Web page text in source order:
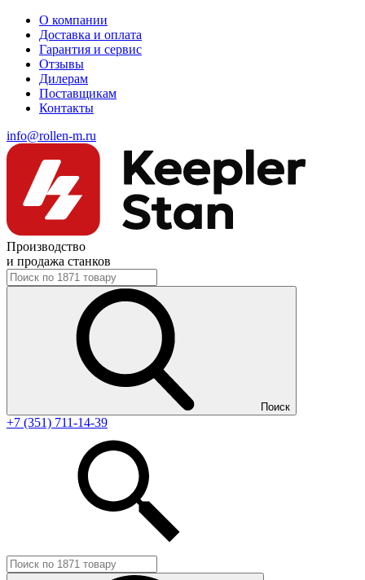
О компании
Доставка и оплата
Гарантия и сервис
Отзывы
Дилерам
Поставщикам
Контакты
info@rollen-m.ru
Производство
и продажа станков
Поиск
+7 (351) 711-14-39